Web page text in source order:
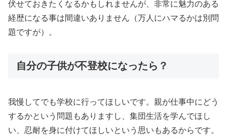
伏せておきたくなるかもしれませんが、非常に魅力のある
経歴になる事は間違いありません（万人にハマるかは別問
題ですが）。
自分の子供が不登校になったら？
我慢してでも学校に行ってほしいです。親が仕事中にどう
するかという問題もありますし、集団生活を学んでほし
い、忍耐を身に付けてほしいという思いもあるからです。